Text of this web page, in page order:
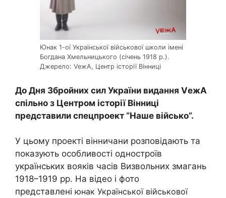
Юнак 1-ої Української військової школи імені
Богдана Хмельницького (січень 1918 р.).
Джерело: VeжA, Центр історії Вінниці
До Дня Збройних сил України видання VежА
спільно з Центром історії Вінниці
представили спецпроект “Наше військо”.
У цьому проекті вінничани розповідають та
показують особливості одностроїв
українських вояків часів Визвольних змагань
1918–1919 рр. На відео і фото
представлені юнак Української військової